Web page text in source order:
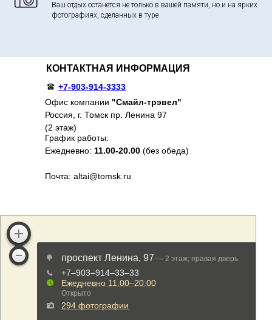
Ваш отдых останется не только в вашей памяти, но и на ярких
фотографиях, сделанных в туре
КОНТАКТНАЯ ИНФОРМАЦИЯ
+7-903-914-3333
Почта: altai@tomsk.ru
Офис компании "Смайл-трэвел"
Россия, г. Томск пр. Ленина 97
(2 этаж)
График работы:
Ежедневно: 11.00-20.00 (без обеда)